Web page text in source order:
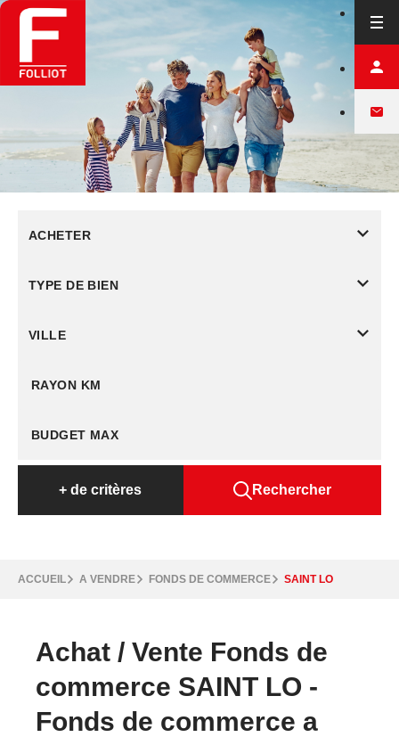
ACHETER
TYPE DE BIEN
VILLE
RAYON KM
+ de critères Rechercher
ACCUEIL A VENDRE FONDS DE COMMERCE SAINT LO
Achat / Vente Fonds de
commerce SAINT LO -
Fonds de commerce a